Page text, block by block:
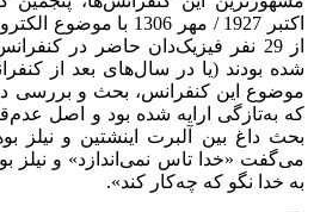
اکتبر 1927 / مهر 1306
شده بودند (یا در سال‌های بعد از
موضوع این کنفرانس، بحث و بررسی
که به‌تازگی ارایه شده بود و اصل
بحث داغ بین آلبرت اینشتین و نیلز
می‌گفت «خدا تاس نمی‌اندازد» و
به خدا نگو که چه‌کار کند».